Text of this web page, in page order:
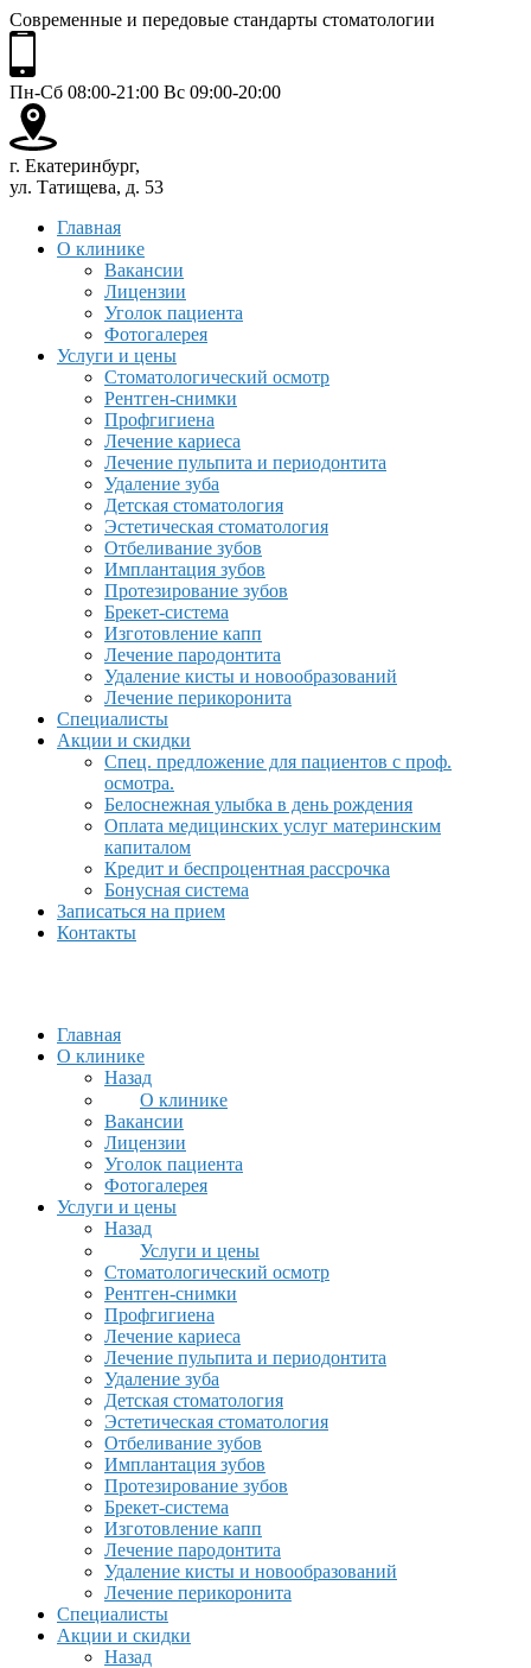
Современные и передовые стандарты стоматологии
Пн-Сб 08:00-21:00 Вс 09:00-20:00
г. Екатеринбург,
ул. Татищева, д. 53
Главная
О клинике
Вакансии
Лицензии
Уголок пациента
Фотогалерея
Услуги и цены
Стоматологический осмотр
Рентген-снимки
Профгигиена
Лечение кариеса
Лечение пульпита и периодонтита
Удаление зуба
Детская стоматология
Эстетическая стоматология
Отбеливание зубов
Имплантация зубов
Протезирование зубов
Брекет-система
Изготовление капп
Лечение пародонтита
Удаление кисты и новообразований
Лечение перикоронита
Специалисты
Акции и скидки
Спец. предложение для пациентов с проф.
осмотра.
Белоснежная улыбка в день рождения
Оплата медицинских услуг материнским
капиталом
Кредит и беспроцентная рассрочка
Бонусная система
Записаться на прием
Контакты
Главная
О клинике
Назад
О клинике
Вакансии
Лицензии
Уголок пациента
Фотогалерея
Услуги и цены
Назад
Услуги и цены
Стоматологический осмотр
Рентген-снимки
Профгигиена
Лечение кариеса
Лечение пульпита и периодонтита
Удаление зуба
Детская стоматология
Эстетическая стоматология
Отбеливание зубов
Имплантация зубов
Протезирование зубов
Брекет-система
Изготовление капп
Лечение пародонтита
Удаление кисты и новообразований
Лечение перикоронита
Специалисты
Акции и скидки
Назад